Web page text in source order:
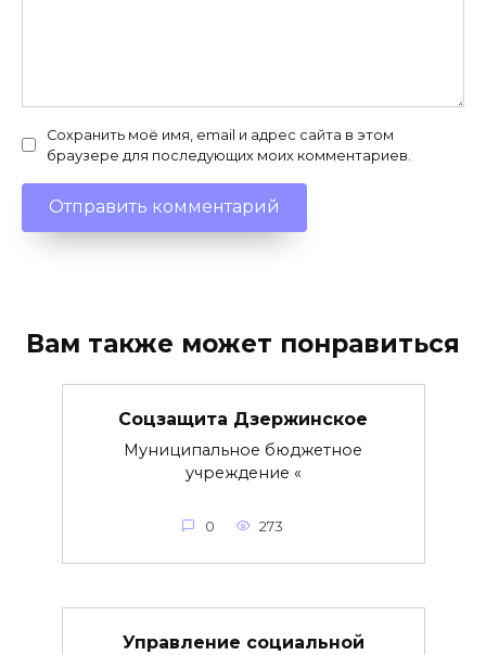
Сохранить моё имя, email и адрес сайта в этом
браузере для последующих моих комментариев.
Вам также может понравиться
Соцзащита Дзержинское
Муниципальное бюджетное
учреждение «
0 273
Управление социальной